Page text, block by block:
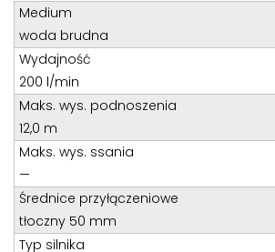
Kom:
E-mail:damiankorkus@wobis.pl
Tomasz Bochenek
Teren całego kraju
Tel: 32 275 32 26 wew. 21
Kom:+48 605 910 179
Medium
woda brudna
Wydajność
200 l/min
Maks. wys. podnoszenia
12,0 m
Maks. wys. ssania
—
Średnice przyłączeniowe
tłoczny 50 mm
Typ silnika